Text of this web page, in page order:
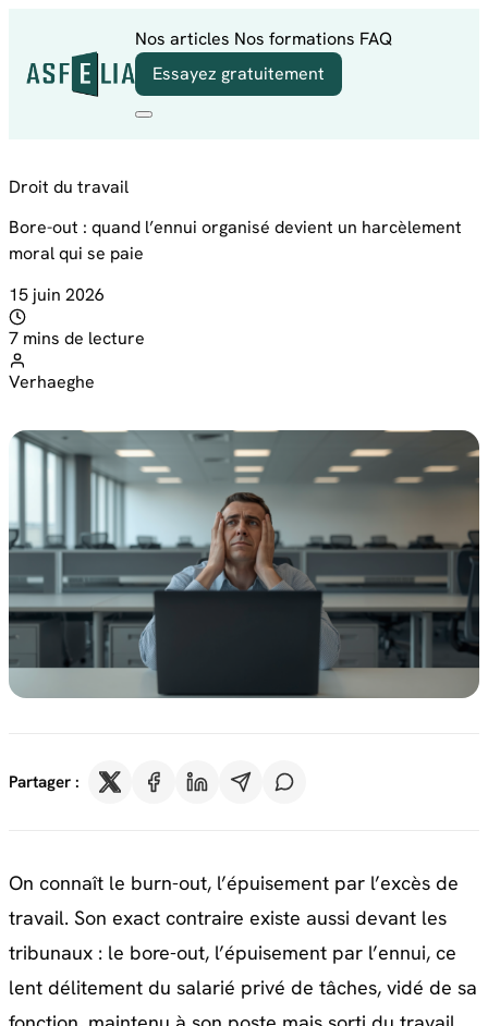
Nos articles Nos formations FAQ
Essayez gratuitement
Droit du travail
Bore-out : quand l’ennui organisé devient un harcèlement
moral qui se paie
15 juin 2026
7 mins de lecture
Verhaeghe
Partager :
On connaît le burn-out, l’épuisement par l’excès de
travail. Son exact contraire existe aussi devant les
tribunaux : le bore-out, l’épuisement par l’ennui, ce
lent délitement du salarié privé de tâches, vidé de sa